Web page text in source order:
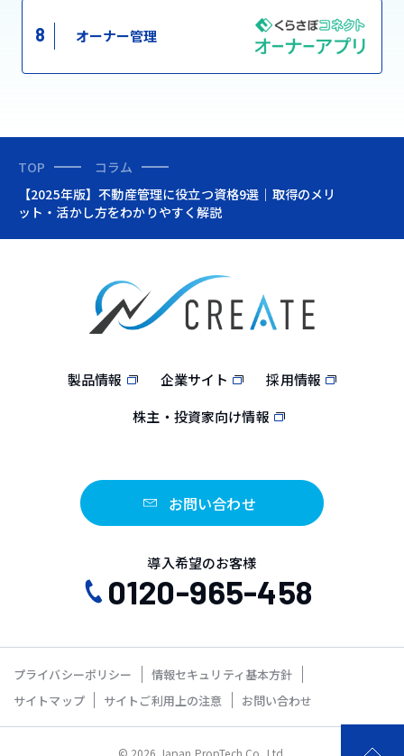
8 オーナー管理
TOP
コラム
【2025年版】不動産管理に役立つ資格9選｜取得のメリ
ット・活かし方をわかりやすく解説
製品情報 企業サイト
採用情報
株主・投資家向け情報
お問い合わせ
導入希望のお客様
0120-965-458
プライバシーポリシー
情報セキュリティ基本方針
サイトマップ
サイトご利用上の注意 お問い合わせ